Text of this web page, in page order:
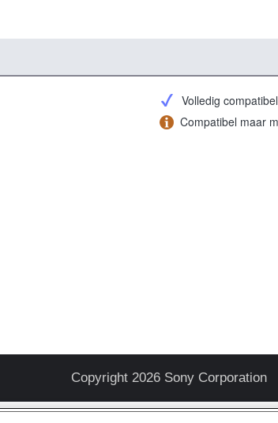
Volledig compatibel
Compatibel maar
Copyright 2026 Sony Corporation